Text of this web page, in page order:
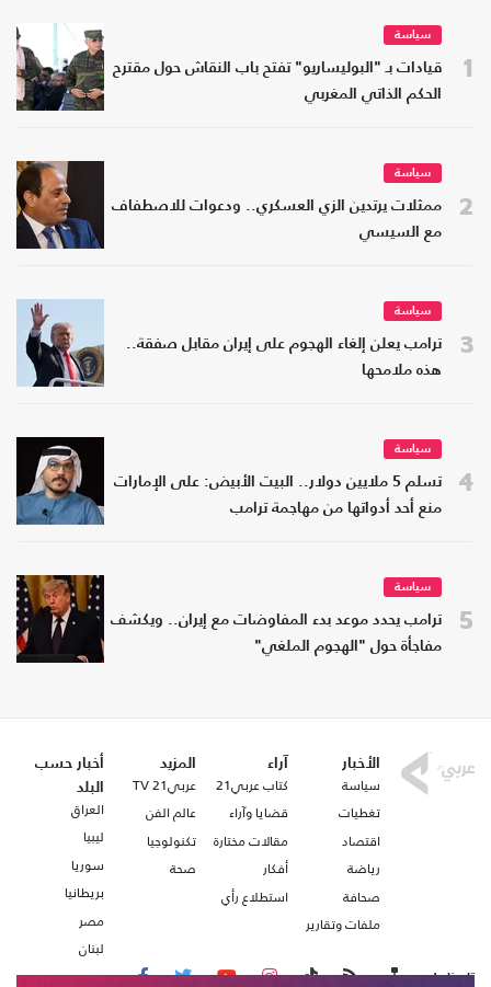
1
سياسة
قيادات بـ "البوليساريو" تفتح باب النقاش حول مقترح
الحكم الذاتي المغربي
2
سياسة
ممثلات يرتدين الزي العسكري.. ودعوات للاصطفاف
مع السيسي
3
سياسة
ترامب يعلن إلغاء الهجوم على إيران مقابل صفقة..
هذه ملامحها
4
سياسة
تسلم 5 ملايين دولار.. البيت الأبيض: على الإمارات
منع أحد أدواتها من مهاجمة ترامب
5
سياسة
ترامب يحدد موعد بدء المفاوضات مع إيران.. ويكشف
مفاجأة حول "الهجوم الملغي"
الأخبار
سياسة
تغطيات
اقتصاد
رياضة
صحافة
ملفات وتقارير
آراء
كتاب عربي21
قضايا وآراء
مقالات مختارة
أفكار
استطلاع رأي
المزيد
عربي21 TV
عالم الفن
تكنولوجيا
صحة
أخبار حسب
البلد
العراق
ليبيا
سوريا
بريطانيا
مصر
لبنان
تابعنا على